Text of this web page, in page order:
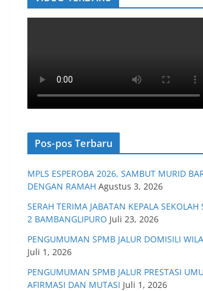
Pos-pos Terbaru
MPLS ESPEROBA 2026, SAMBUT MURID
DENGAN RAMAH Agustus 3, 2026
SERAH TERIMA JABATAN KEPALA SEKOLAH
2 BAMBANGLIPURO Juli 23, 2026
PENGUMUMAN SPMB JALUR DOMISILI
Juli 1, 2026
PENGUMUMAN SPMB JALUR PRESTASI
AFIRMASI DAN MUTASI Juli 1, 2026